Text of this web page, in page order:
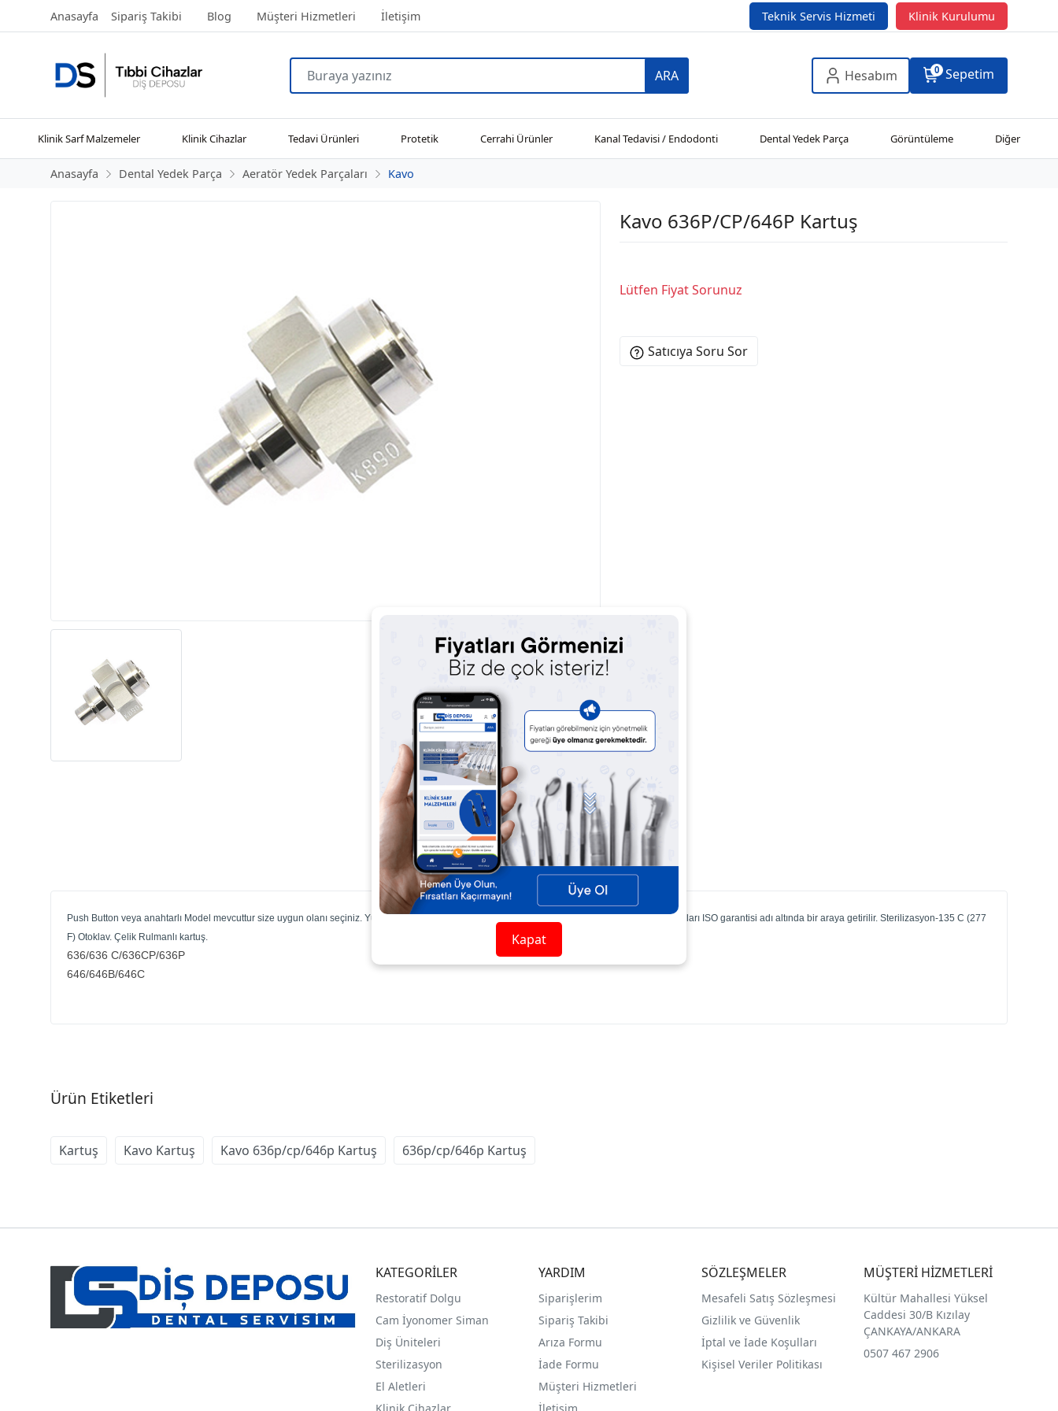
Anasayfa Sipariş Takibi Blog Müşteri Hizmetleri İletişim Teknik Servis Hizmeti Klinik Kurulumu
ARA Hesabım 0 Sepetim
Klinik Sarf Malzemeler Klinik Cihazlar Tedavi Ürünleri Protetik Cerrahi Ürünler Kanal Tedavisi / Endodonti Dental Yedek Parça Görüntüleme Diğer
Anasayfa Dental Yedek Parça Aeratör Yedek Parçaları Kavo
Kavo 636P/CP/646P Kartuş
Lütfen Fiyat Sorunuz
Satıcıya Soru Sor
Ürün Açıklaması Ürün Yorumları
Push Button veya anahtarlı Model mevcuttur size uygun olanı seçiniz. Yüksek Kaliteli Türbin rotorları kaliteli paslanmaz özel çelikten üretilip parçaları ISO garantisi adı altında bir araya getirilir. Sterilizasyon-135 C (277
F) Otoklav. Çelik Rulmanlı kartuş.
636/636 C/636CP/636P
646/646B/646C
Ürün Etiketleri
Kartuş Kavo Kartuş Kavo 636p/cp/646p Kartuş 636p/cp/646p Kartuş
KATEGORİLER
Restoratif Dolgu
Cam İyonomer Siman
Diş Üniteleri
Sterilizasyon
El Aletleri
Klinik Cihazlar
YARDIM
Siparişlerim
Sipariş Takibi
Arıza Formu
İade Formu
Müşteri Hizmetleri
İletişim
SÖZLEŞMELER
Mesafeli Satış Sözleşmesi
Gizlilik ve Güvenlik
İptal ve İade Koşulları
Kişisel Veriler Politikası
MÜŞTERİ HİZMETLERİ
Kültür Mahallesi Yüksel
Caddesi 30/B Kızılay
ÇANKAYA/ANKARA
0507 467 2906
Kapat